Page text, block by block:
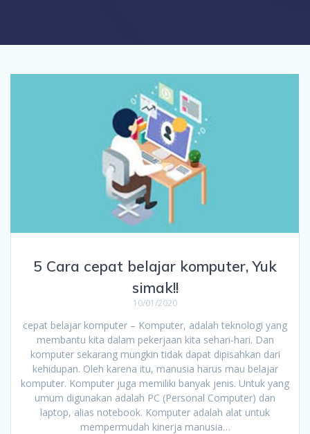
5 Cara cepat belajar komputer, Yuk
simak!!
10/01/2020
cepat belajar komputer – Komputer, adalah teknologi yang
membantu kita dalam pekerjaan kita sehari-hari. Dan
komputer sekarang mungkin tidak dapat dipisahkan dari
kehidupan. Oleh karena itu, manusia harus mau belajar
komputer. Komputer juga memiliki banyak jenis. Untuk yang
umum digunakan adalah PC (Personal Computer) dan
laptop, alias notebook. Komputer adalah alat untuk
mempermudah kinerja manusia…